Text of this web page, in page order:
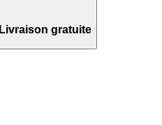
Livraison gratuite